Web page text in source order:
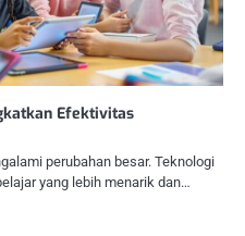
Efektivitas
perubahan besar. Teknologi
yang lebih menarik dan…